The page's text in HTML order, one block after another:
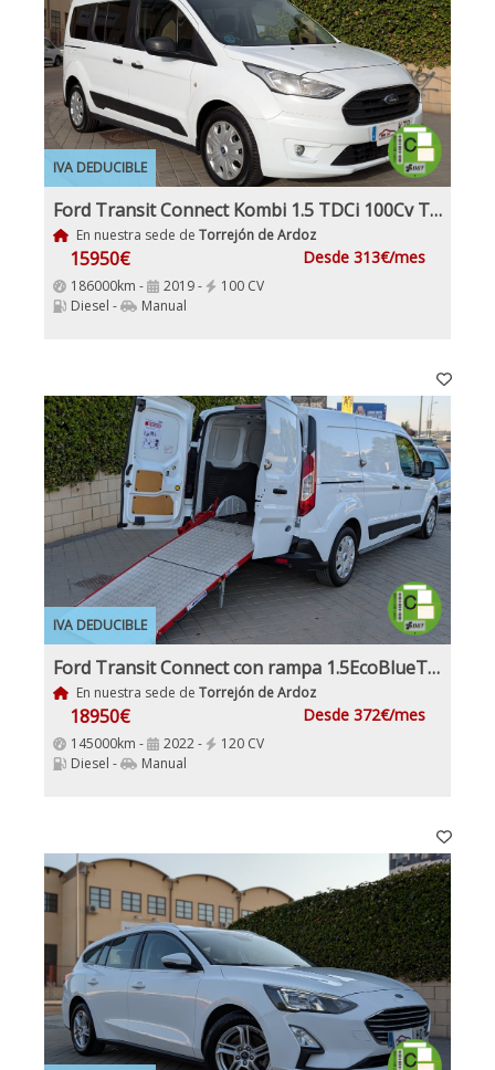
IVA DEDUCIBLE
Ford Transit Connect Kombi 1.5 TDCi 100Cv Trend 230 L2 5 Puertas
En nuestra sede de Torrejón de Ardoz
15950€ Desde 313€/mes
186000km - 2019 -
100 CV
Diesel -
Manual
IVA DEDUCIBLE
Ford Transit Connect con rampa 1.5EcoBlueTrend 210 L2 4 Puertas 120Cv 6 Velocidades 3 Plazas
En nuestra sede de Torrejón de Ardoz
18950€ Desde 372€/mes
145000km - 2022 -
120 CV
Diesel -
Manual